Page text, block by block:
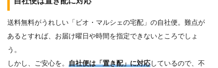
送料無料がうれしい「ビオ・マルシェの宅配」の自社便。難点が
あるとすれば、お届け曜日や時間を指定できないところでしょ
う。
しかし、ご安心を。 自社便は「置き配」に対応しているので、不